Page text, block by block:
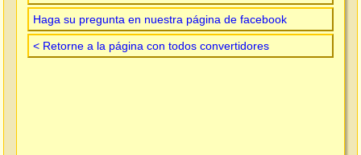
Haga su pregunta en nuestra página de facebook
< Retorne a la página con todos convertidores